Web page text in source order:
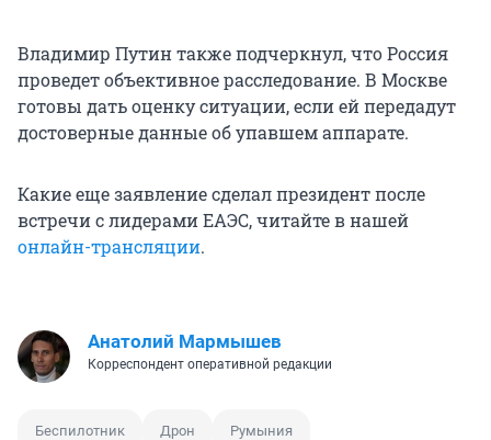
Владимир Путин также подчеркнул, что Россия
проведет объективное расследование. В Москве
готовы дать оценку ситуации, если ей передадут
достоверные данные об упавшем аппарате.
Какие еще заявление сделал президент после
встречи с лидерами ЕАЭС, читайте в нашей
онлайн-трансляции.
Анатолий Мармышев
Корреспондент оперативной редакции
Беспилотник Дрон Румыния